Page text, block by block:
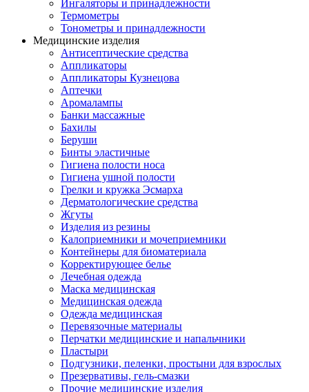
Ингаляторы и принадлежности
Термометры
Тонометры и принадлежности
Медицинские изделия
Антисептические средства
Аппликаторы
Аппликаторы Кузнецова
Аптечки
Аромалампы
Банки массажные
Бахилы
Беруши
Бинты эластичные
Гигиена полости носа
Гигиена ушной полости
Грелки и кружка Эсмарха
Дерматологические средства
Жгуты
Изделия из резины
Калоприемники и мочеприемники
Контейнеры для биоматериала
Корректирующее белье
Лечебная одежда
Маска медицинская
Медицинская одежда
Одежда медицинская
Перевязочные материалы
Перчатки медицинские и напальчники
Пластыри
Подгузники, пеленки, простыни для взрослых
Презервативы, гель-смазки
Прочие медицинские изделия